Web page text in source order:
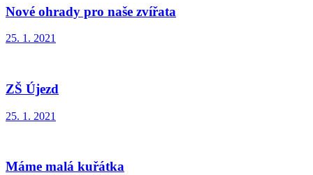
Nové ohrady pro naše zvířata
25. 1. 2021
ZŠ Újezd
25. 1. 2021
Máme malá kuřátka